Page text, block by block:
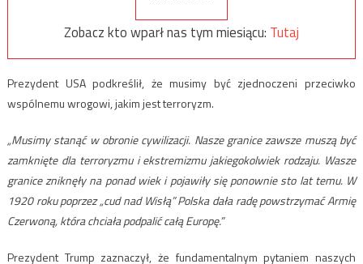
Zobacz kto wparł nas tym miesiącu: Tutaj
Prezydent USA podkreślił, że musimy być zjednoczeni przeciwko
wspólnemu wrogowi, jakim jest terroryzm.
„Musimy stanąć w obronie cywilizacji. Nasze granice zawsze muszą być
zamknięte dla terroryzmu i ekstremizmu jakiegokolwiek rodzaju. Wasze
granice zniknęły na ponad wiek i pojawiły się ponownie sto lat temu. W
1920 roku poprzez „cud nad Wisłą” Polska dała radę powstrzymać Armię
Czerwoną, która chciała podpalić całą Europę.”
Prezydent Trump zaznaczył, że fundamentalnym pytaniem naszych